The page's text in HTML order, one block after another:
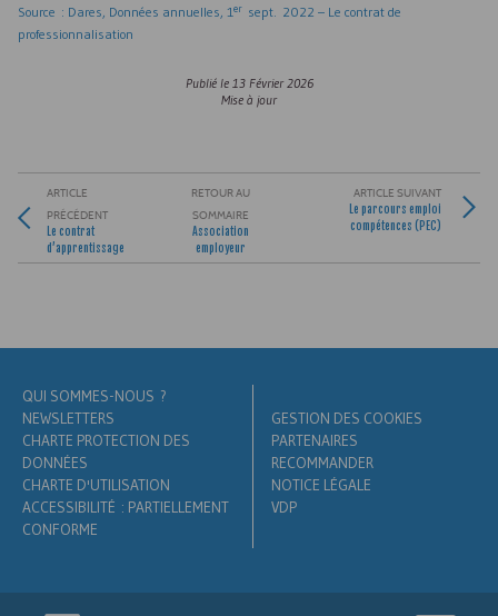
Source : Dares, Données annuelles, 1er sept. 2022 – Le contrat de
professionnalisation
Publié le 13 Février 2026
Mise à jour
ARTICLE
PRÉCÉDENT
Le contrat
d’apprentissage
RETOUR AU
SOMMAIRE
Association
employeur
ARTICLE SUIVANT
Le parcours emploi
compétences ( PEC)
QUI SOMMES-NOUS ?
NEWSLETTERS
CHARTE PROTECTION DES
DONNÉES
CHARTE D'UTILISATION
ACCESSIBILITÉ : PARTIELLEMENT
CONFORME
GESTION DES COOKIES
PARTENAIRES
RECOMMANDER
NOTICE LÉGALE
VDP